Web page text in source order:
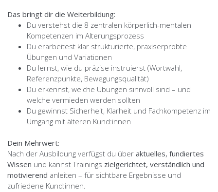
Das bringt dir die Weiterbildung:
Du verstehst die 8 zentralen körperlich-mentalen
Kompetenzen im Alterungsprozess
Du erarbeitest klar strukturierte, praxiserprobte
Übungen und Variationen
Du lernst, wie du präzise instruierst (Wortwahl,
Referenzpunkte, Bewegungsqualität)
Du erkennst, welche Übungen sinnvoll sind – und
welche vermieden werden sollten
Du gewinnst Sicherheit, Klarheit und Fachkompetenz im
Umgang mit älteren Kund:innen
Dein Mehrwert:
Nach der Ausbildung verfügst du über aktuelles, fundiertes
Wissen und kannst Trainings zielgerichtet, verständlich und
motivierend anleiten – für sichtbare Ergebnisse und
zufriedene Kund:innen.